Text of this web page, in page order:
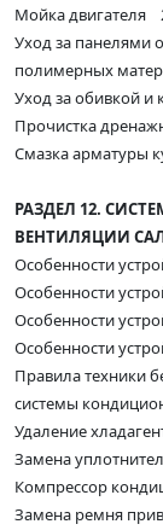
Мойка двигателя
Уход за панелями
полимерных
Уход за обивкой
Прочистка
Смазка арматуры
РАЗДЕЛ 12.
ВЕНТИЛЯЦИИ
Особенности
Особенности
Особенности
Особенности
Правила техники
системы
Удаление
Замена
Компрессор
Замена ремня